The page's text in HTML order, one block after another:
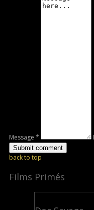
Message *
back to top
Films Primés